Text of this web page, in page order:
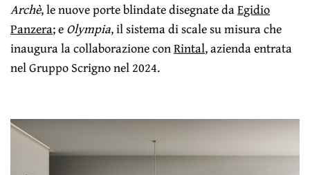
Archè, le nuove porte blindate disegnate daEgidio
Panzera; eOlympia, il sistema di scale su misura che
inaugura la collaborazione conRintal, azienda entrata
nel Gruppo Scrigno nel 2024.